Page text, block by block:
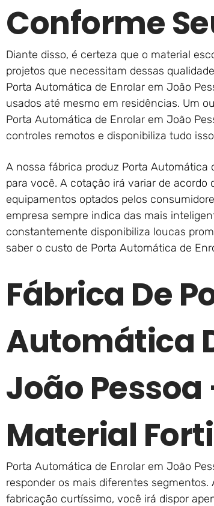
Conforme
Diante disso, é certeza que o material
projetos que necessitam dessas
Porta Automática de Enrolar em João
usados até mesmo em residências. Um
Porta Automática de Enrolar em João
controles remotos e disponibiliza tudo
A nossa fábrica produz Porta Automática
para você. A cotação irá variar de
equipamentos optados pelos
empresa sempre indica das mais
constantemente disponibiliza loucas
saber o custo de Porta Automática de
Fábrica De
Automática
João Pessoa
Material
Porta Automática de Enrolar em João
responder os mais diferentes
fabricação curtíssimo, você irá dispor